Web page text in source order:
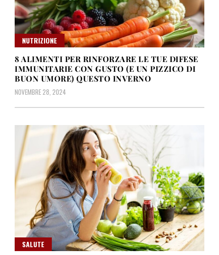
NUTRIZIONE
8 ALIMENTI PER RINFORZARE LE TUE DIFESE
IMMUNITARIE CON GUSTO (E UN PIZZICO DI
BUON UMORE) QUESTO INVERNO
NOVEMBRE 28, 2024
SALUTE